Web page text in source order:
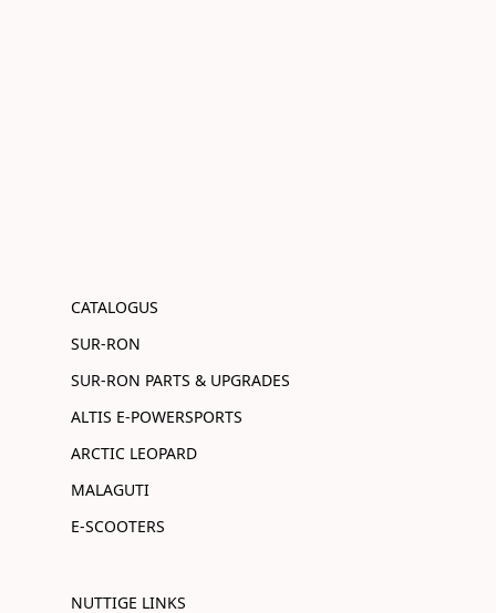
CATALOGUS
SUR-RON
SUR-RON PARTS & UPGRADES
ALTIS E-POWERSPORTS
ARCTIC LEOPARD
MALAGUTI
E-SCOOTERS
NUTTIGE LINKS